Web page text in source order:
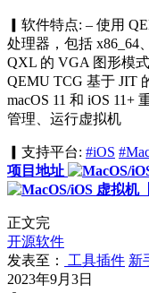
▎软件特点: – 使用
处理器，包括 x86_64
QXL 的 VGA 图形模
QEMU TCG 基于 JIT
macOS 11 和 iOS 11+
管理、运行虚拟机
▎支持平台: #iOS
项目地址
正文完
开源软件
发表至：
工具插件 新
2023年9月3日